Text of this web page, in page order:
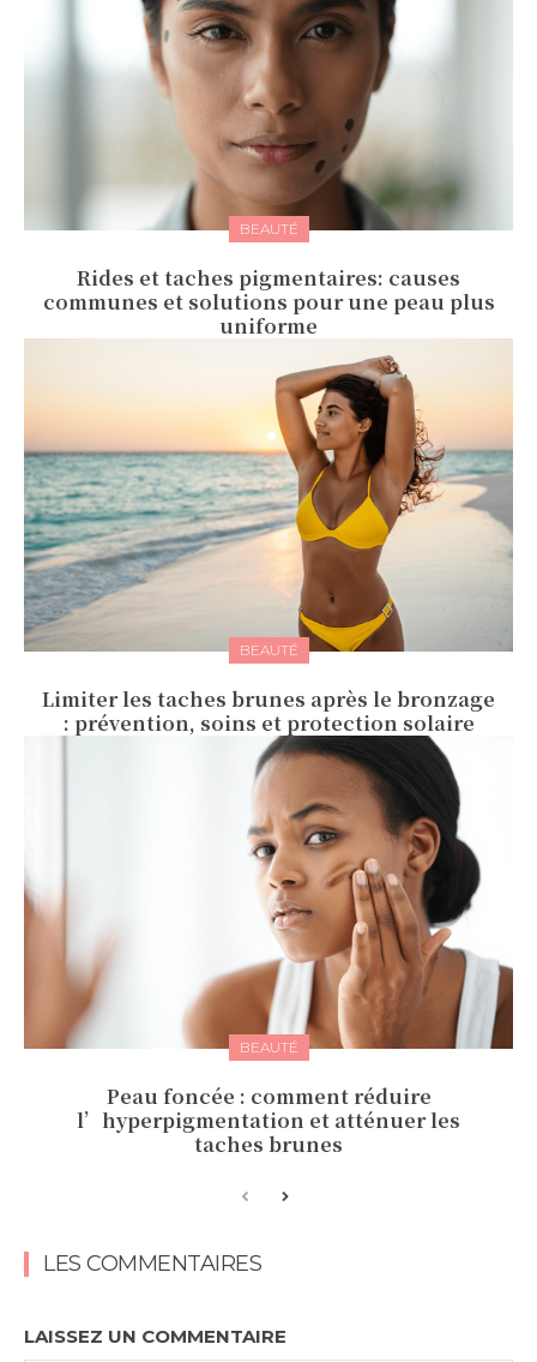
BEAUTÉ
Rides et taches pigmentaires: causes
communes et solutions pour une peau plus
uniforme
BEAUTÉ
Limiter les taches brunes après le bronzage
: prévention, soins et protection solaire
BEAUTÉ
Peau foncée : comment réduire
l’hyperpigmentation et atténuer les
taches brunes
LES COMMENTAIRES
LAISSEZ UN COMMENTAIRE